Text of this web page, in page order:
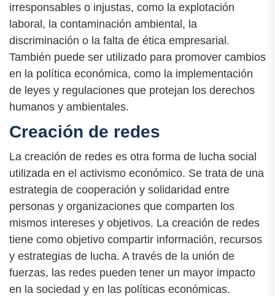
irresponsables o injustas, como la explotación
laboral, la contaminación ambiental, la
discriminación o la falta de ética empresarial.
También puede ser utilizado para promover cambios
en la política económica, como la implementación
de leyes y regulaciones que protejan los derechos
humanos y ambientales.
Creación de redes
La creación de redes es otra forma de lucha social
utilizada en el activismo económico. Se trata de una
estrategia de cooperación y solidaridad entre
personas y organizaciones que comparten los
mismos intereses y objetivos. La creación de redes
tiene como objetivo compartir información, recursos
y estrategias de lucha. A través de la unión de
fuerzas, las redes pueden tener un mayor impacto
en la sociedad y en las políticas económicas.